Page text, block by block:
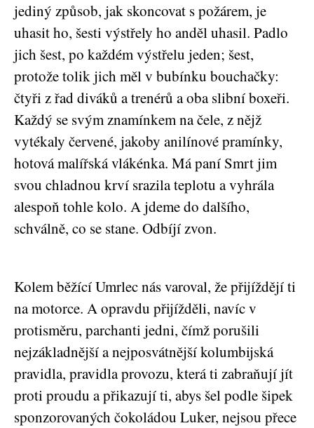
jediný způsob, jak skoncovat s požárem, je
uhasit ho, šesti výstřely ho anděl uhasil. Padlo
jich šest, po každém výstřelu jeden; šest,
protože tolik jich měl v bubínku bouchačky:
čtyři z řad diváků a trenérů a oba slibní boxeři.
Každý se svým znamínkem na čele, z nějž
vytékaly červené, jakoby anilínové pramínky,
hotová malířská vlákénka. Má paní Smrt jim
svou chladnou krví srazila teplotu a vyhrála
alespoň tohle kolo. A jdeme do dalšího,
schválně, co se stane. Odbíjí zvon.
Kolem běžící Umrlec nás varoval, že přijíždějí ti
na motorce. A opravdu přijížděli, navíc v
protisměru, parchanti jedni, čímž porušili
nejzákladnější a nejposvátnější kolumbijská
pravidla, pravidla provozu, která ti zabraňují jít
proti proudu a přikazují ti, abys šel podle šipek
sponzorovaných čokoládou Luker, nejsou přece